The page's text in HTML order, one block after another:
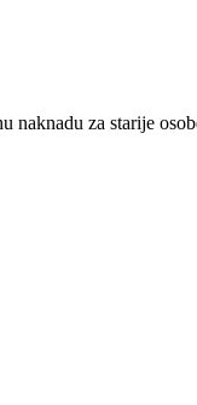
naknadu za starije